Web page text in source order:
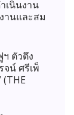
เนินงาน
านและสม
ตัวตึง
น์ ศรีเพ็
(THE